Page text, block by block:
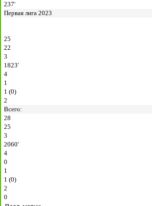
237′
Первая лига 2023
25
22
3
1823′
4
1
1 (0)
2
Всего:
28
25
3
2060′
4
0
1
1 (0)
2
0